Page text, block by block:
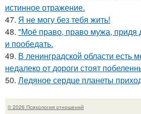
истинное отражение.
47. Я не могу без тебя жить!
48. "Моё право, право мужа, придя
и пообедать.
49. В ленинградской области есть
недалеко от дороги стоят
50. Ледяное сердце планеты
© 2026 Психология отношений